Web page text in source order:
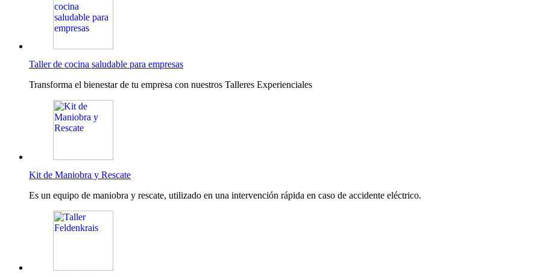
Taller de cocina saludable para empresas
Transforma el bienestar de tu empresa con nuestros Talleres Experienciales
Kit de Maniobra y Rescate
Es un equipo de maniobra y rescate, utilizado en una intervención rápida en caso de accidente eléctrico.